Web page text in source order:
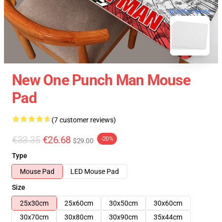
blank template
New One Punch Man Mouse
Pad
(7 customer reviews)
€33.35 €26.68 $29.00 -20%
Type
Mouse Pad
LED Mouse Pad
Size
25x30cm
25x60cm 30x50cm
30x60cm
30x70cm
30x80cm 30x90cm 35x44cm